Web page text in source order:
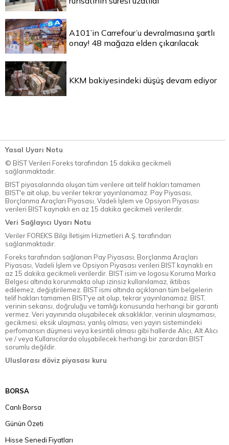
A101’in Carrefour’u devralmasına şartlı
onay! 48 mağaza elden çıkarılacak
KKM bakiyesindeki düşüş devam ediyor
Yasal Uyarı Notu
© BİST Verileri Foreks tarafından 15 dakika gecikmeli
sağlanmaktadır.
BIST piyasalarında oluşan tüm verilere ait telif hakları tamamen
BIST'e ait olup, bu veriler tekrar yayınlanamaz. Pay Piyasası,
Borçlanma Araçları Piyasası, Vadeli İşlem ve Opsiyon Piyasası
verileri BIST kaynaklı en az 15 dakika gecikmeli verilerdir.
Veri Sağlayıcı Uyarı Notu
Veriler FOREKS Bilgi İletişim Hizmetleri A.Ş. tarafından
sağlanmaktadır.
Foreks tarafından sağlanan Pay Piyasası, Borçlanma Araçları
Piyasası, Vadeli İşlem ve Opsiyon Piyasası verileri BIST kaynaklı en
az 15 dakika gecikmeli verilerdir. BIST isim ve logosu Koruma Marka
Belgesi altında korunmakta olup izinsiz kullanılamaz, iktibas
edilemez, değiştirilemez. BIST ismi altında açıklanan tüm belgelerin
telif hakları tamamen BIST'ye ait olup, tekrar yayınlanamaz. BIST,
verinin sekansı, doğruluğu ve tamlığı konusunda herhangi bir garanti
vermez. Veri yayınında oluşabilecek aksaklıklar, verinin ulaşmaması,
gecikmesi, eksik ulaşması, yanlış olması, veri yayın sistemindeki
perfomansın düşmesi veya kesintili olması gibi hallerde Alıcı, Alt Alıcı
ve / veya Kullanıcılarda oluşabilecek herhangi bir zarardan BIST
sorumlu değildir.
Uluslarası döviz piyasası kuru
BORSA
Canlı Borsa
Günün Özeti
Hisse Senedi Fiyatları